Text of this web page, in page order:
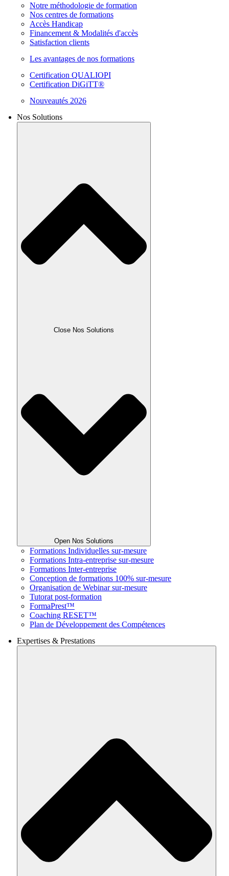
Notre méthodologie de formation
Nos centres de formations
Accès Handicap
Financement & Modalités d'accès
Satisfaction clients
Les avantages de nos formations
Certification QUALIOPI
Certification DiGiTT®
Nouveautés 2026
Nos Solutions
Close Nos Solutions
Open Nos Solutions
Formations Individuelles sur-mesure
Formations Intra-entreprise sur-mesure
Formations Inter-entreprise
Conception de formations 100% sur-mesure
Organisation de Webinar sur-mesure
Tutorat post-formation
FormaPrest™
Coaching RESET™
Plan de Développement des Compétences
Expertises & Prestations